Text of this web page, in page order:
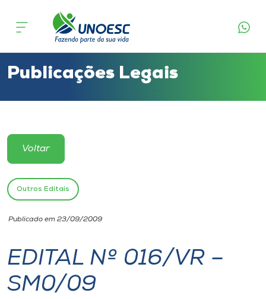
Cursos
Atendimento ao Estudante
Portal de Ensino
Unoesc
Internacionalização
I.nova
Publicações Legais
Voltar
Outros Editais
Publicado em 23/09/2009
EDITAL Nº 016/VR –
SM0/09